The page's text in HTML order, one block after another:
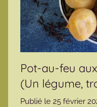
Pot-au-feu
(Un légume,
Publié le 25 février